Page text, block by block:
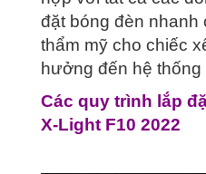
đặt bóng đèn nhanh
thẩm mỹ cho chiếc
hưởng đến hệ thống
Các quy trình lắp
X-Light F10 2022